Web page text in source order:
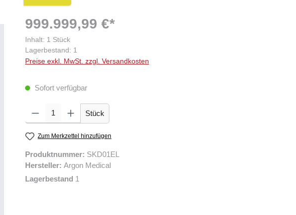
999.999,99 €*
Inhalt: 1 Stück
Lagerbestand: 1
Preise exkl. MwSt. zzgl. Versandkosten
Sofort verfügbar
Produkt Anzahl: Gib den gewünschten Wert ein oder benutze die Schaltflächen um die Anzahl zu
Stück
Zum Merkzettel hinzufügen
Produktnummer: SKD01EL
Hersteller: Argon Medical
Lagerbestand 1